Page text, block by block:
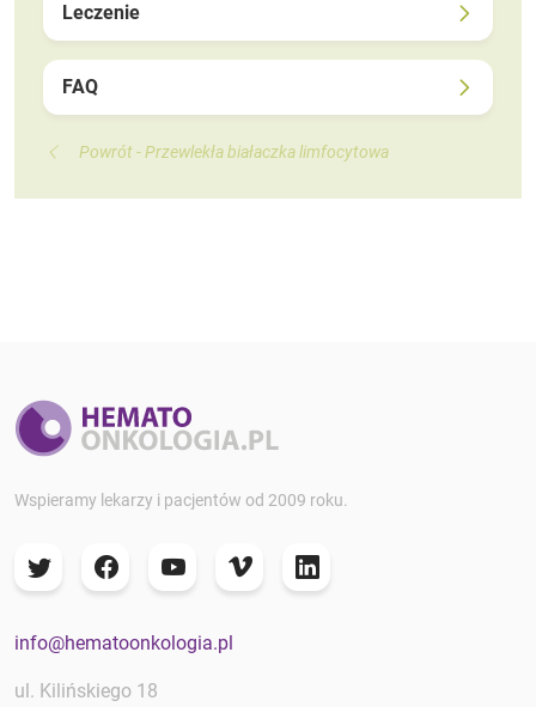
Leczenie
FAQ
Powrót - Przewlekła białaczka limfocytowa
Wspieramy lekarzy i pacjentów od 2009 roku.
info@hematoonkologia.pl
ul. Kilińskiego 18